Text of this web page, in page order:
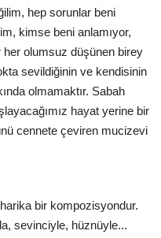
hep sorunlar beni
kimse beni anlamıyor,
olumsuz düşünen birey
sevildiğinin ve kendisinin
olmamaktır. Sabah
hayat yerine bir
cennete çeviren mucizevi
bir kompozisyondur.
sevinciyle, hüznüyle...